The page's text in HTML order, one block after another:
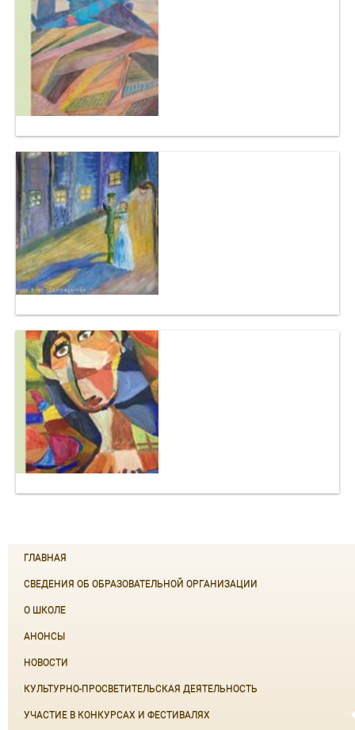
ГЛАВНАЯ
СВЕДЕНИЯ ОБ ОБРАЗОВАТЕЛЬНОЙ ОРГАНИЗАЦИИ
О ШКОЛЕ
АНОНСЫ
НОВОСТИ
КУЛЬТУРНО-ПРОСВЕТИТЕЛЬСКАЯ ДЕЯТЕЛЬНОСТЬ
УЧАСТИЕ В КОНКУРСАХ И ФЕСТИВАЛЯХ